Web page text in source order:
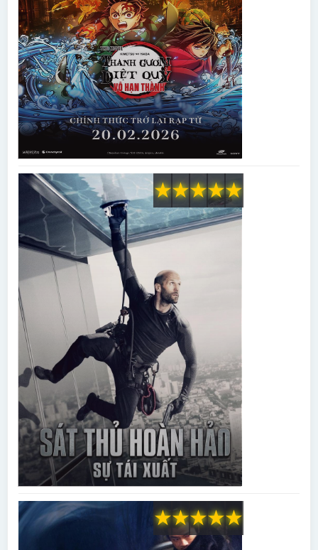
★
★
★
★
★
★
★
★
★
★